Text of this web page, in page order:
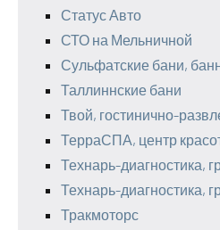
Статус Авто
СТО на Мельничной
Сульфатские бани,
Таллиннские бани
Твой, гостинично-
ТерраСПА, центр
Технарь-диагностика,
Технарь-диагностика,
Тракмоторс